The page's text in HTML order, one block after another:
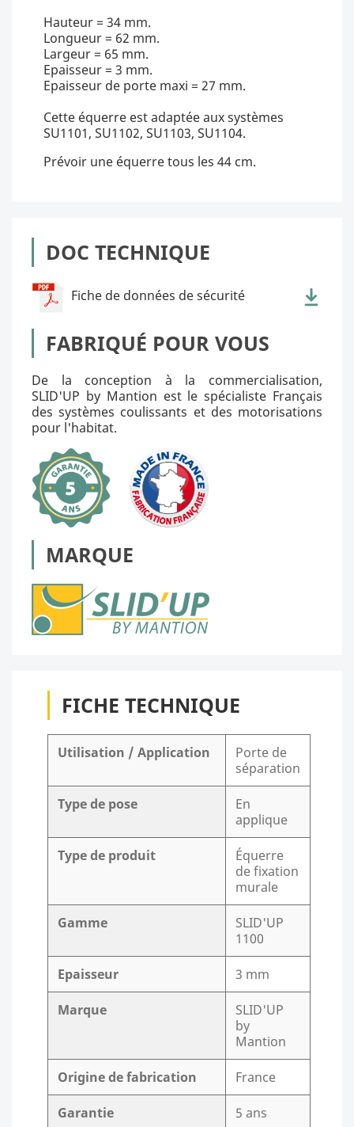
Hauteur = 34 mm.
Longueur = 62 mm.
Largeur = 65 mm.
Epaisseur = 3 mm.
Epaisseur de porte maxi = 27 mm.
Cette équerre est adaptée aux systèmes
SU1101, SU1102, SU1103, SU1104.
Prévoir une équerre tous les 44 cm.
DOC TECHNIQUE
Fiche de données de sécurité
FABRIQUÉ POUR VOUS
De la conception à la commercialisation,
SLID'UP by Mantion est le spécialiste Français
des systèmes coulissants et des motorisations
pour l'habitat.
MARQUE
FICHE TECHNIQUE
Utilisation / Application
Porte de
séparation
Type de pose
En
applique
Type de produit
Équerre
de fixation
murale
Gamme
SLID'UP
1100
Epaisseur 3 mm
Marque
SLID'UP
by
Mantion
Origine de fabrication France
Garantie 5 ans